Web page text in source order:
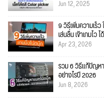
Jun 12, 2025
9 วิธีเพิ่มความเร็
เล่นลื่น เข้าเกมไว
Apr 23, 2026
รวม 6 วิธีแก้ปัญหา
อย่างไรปี 2026
Jun 8, 2026